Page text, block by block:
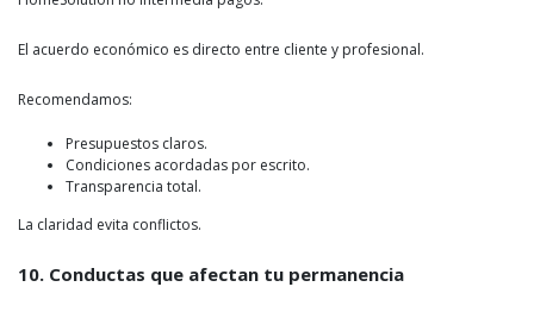
El acuerdo económico es directo entre cliente y profesional.
Recomendamos:
Presupuestos claros.
Condiciones acordadas por escrito.
Transparencia total.
La claridad evita conflictos.
10. Conductas que afectan tu permanencia